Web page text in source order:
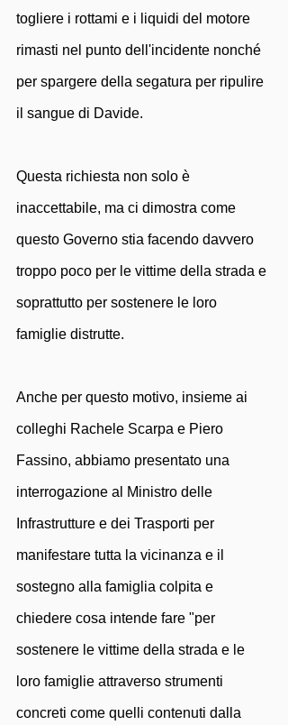
togliere i rottami e i liquidi del motore
rimasti nel punto dell'incidente nonché
per spargere della segatura per ripulire
il sangue di Davide.
Questa richiesta non solo è
inaccettabile, ma ci dimostra come
questo Governo stia facendo davvero
troppo poco per le vittime della strada e
soprattutto per sostenere le loro
famiglie distrutte.
Anche per questo motivo, insieme ai
colleghi Rachele Scarpa e Piero
Fassino, abbiamo presentato una
interrogazione al Ministro delle
Infrastrutture e dei Trasporti per
manifestare tutta la vicinanza e il
sostegno alla famiglia colpita e
chiedere cosa intende fare "per
sostenere le vittime della strada e le
loro famiglie attraverso strumenti
concreti come quelli contenuti dalla